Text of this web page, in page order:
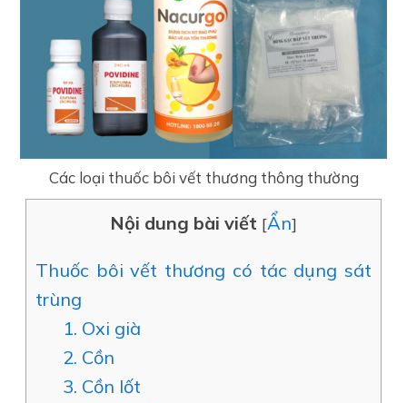
Các loại thuốc bôi vết thương thông thường
Nội dung bài viết [Ẩn]
Thuốc bôi vết thương có tác dụng sát
trùng
1. Oxi già
2. Cồn
3. Cồn Iốt